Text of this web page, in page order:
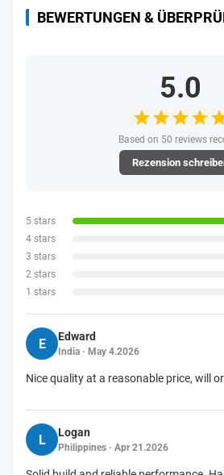
BEWERTUNGEN &
5.0
Based on 50 reviews
Rezension
5 stars
4 stars
3 stars
2 stars
1 stars
E Edward
India · May 4.2026
Nice quality at a reasonable price, will
L Logan
Philippines · Apr 21.2026